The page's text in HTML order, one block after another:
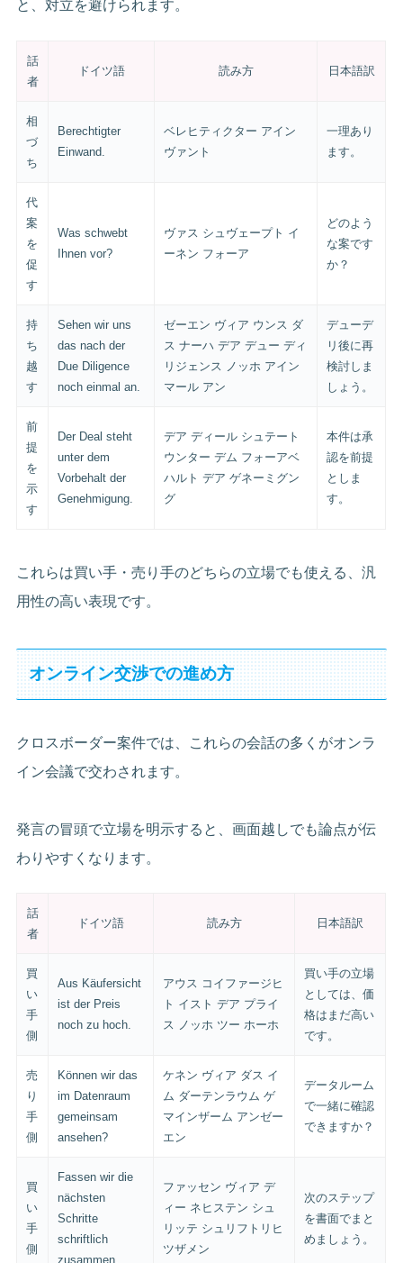
と、対立を避けられます。
話
者
ドイツ語 読み方 日本語訳
相
づ
ち
Berechtigter
Einwand.
ベレヒティクター アイン
ヴァント
一理あり
ます。
代
案
を
促
す
Was schwebt
Ihnen vor?
ヴァス シュヴェープト イ
ーネン フォーア
どのよう
な案です
か？
持
ち
越
す
Sehen wir uns
das nach der
Due Diligence
noch einmal an.
ゼーエン ヴィア ウンス ダ
ス ナーハ デア デュー ディ
リジェンス ノッホ アイン
マール アン
デューデ
リ後に再
検討しま
しょう。
前
提
を
示
す
Der Deal steht
unter dem
Vorbehalt der
Genehmigung.
デア ディール シュテート
ウンター デム フォーアベ
ハルト デア ゲネーミグン
グ
本件は承
認を前提
としま
す。
これらは買い手・売り手のどちらの立場でも使える、汎
用性の高い表現です。
オンライン交渉での進め方
クロスボーダー案件では、これらの会話の多くがオンラ
イン会議で交わされます。
発言の冒頭で立場を明示すると、画面越しでも論点が伝
わりやすくなります。
話
者
ドイツ語 読み方 日本語訳
買
い
手
側
Aus Käufersicht
ist der Preis
noch zu hoch.
アウス コイファージヒ
ト イスト デア プライ
ス ノッホ ツー ホーホ
買い手の立場
としては、価
格はまだ高い
です。
売
り
手
側
Können wir das
im Datenraum
gemeinsam
ansehen?
ケネン ヴィア ダス イ
ム ダーテンラウム ゲ
マインザーム アンゼー
エン
データルーム
で一緒に確認
できますか？
買
い
手
側
Fassen wir die
nächsten
Schritte
schriftlich
zusammen.
ファッセン ヴィア デ
ィー ネヒステン シュ
リッテ シュリフトリヒ
ツザメン
次のステップ
を書面でまと
めましょう。